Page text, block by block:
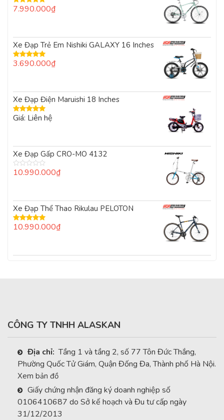
Được xếp
7.990.000₫
Xe Đạp Trẻ Em Nishiki GALAXY 16 Inches
Được xếp
3.690.000₫
Xe Đạp Điện Maruishi 18 Inches
Được xếp
Giá: Liên hệ
Xe Đạp Gấp CRO-MO 4132
Được
5
sao
10.990.000₫
Xe Đạp Thể Thao Rikulau PELOTON
Được xếp
10.990.000₫
CÔNG TY TNHH ALASKAN
Địa chỉ: Tầng 1 và tầng 2, số 77 Tôn Đức Thắng,
Phường Quốc Tử Giám, Quận Đống Đa, Thành phố Hà Nội.
Xem bản đồ
Giấy chứng nhận đăng ký doanh nghiệp số
0106410687 do Sở kế hoạch và Đu tư cấp ngày
31/12/2013